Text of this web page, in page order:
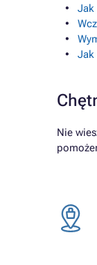
Jak
Jak
Nie